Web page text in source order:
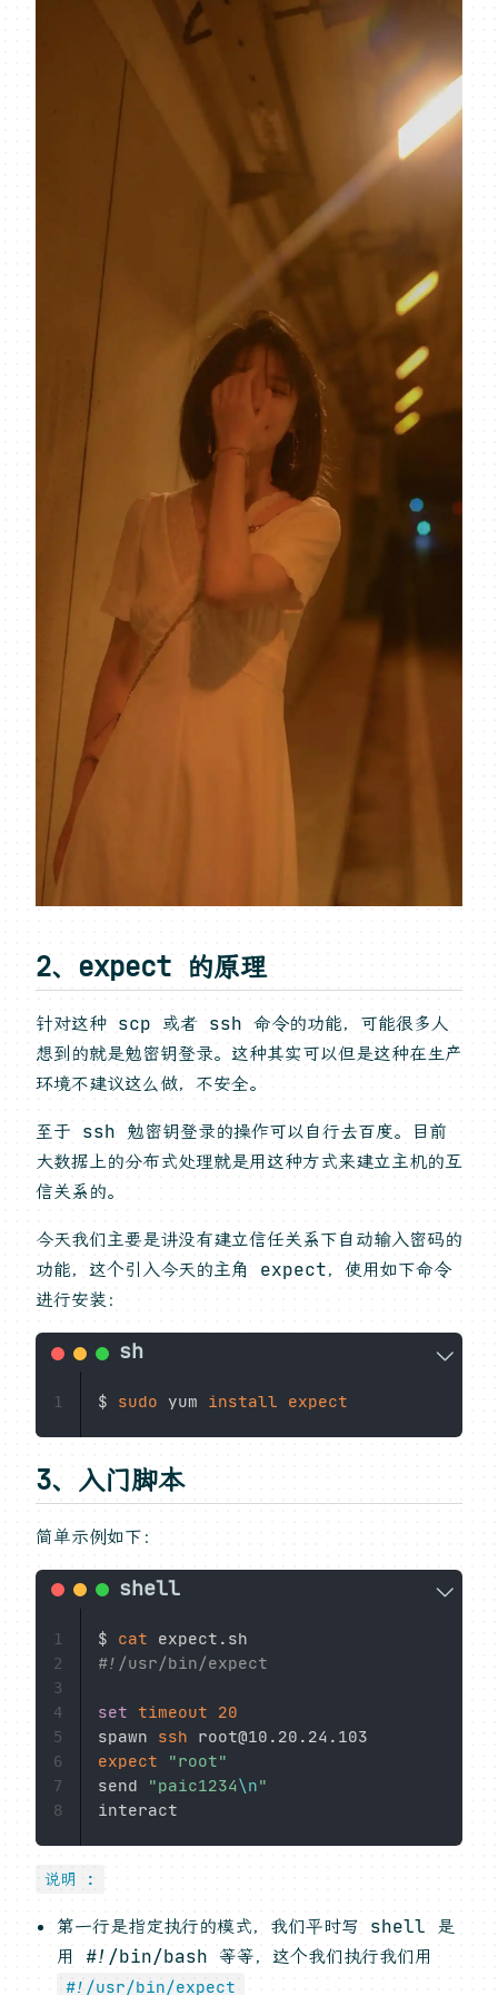
2、expect 的原理
针对这种 scp 或者 ssh 命令的功能，可能很多人
想到的就是勉密钥登录。这种其实可以但是这种在生产
环境不建议这么做，不安全。
至于 ssh 勉密钥登录的操作可以自行去百度。目前
大数据上的分布式处理就是用这种方式来建立主机的互
信关系的。
今天我们主要是讲没有建立信任关系下自动输入密码的
功能，这个引入今天的主角 expect，使用如下命令
进行安装：
$ sudo yum install expect
1
3、入门脚本
简单示例如下：
$ cat
#!/usr/bin/expect
set timeout
20
spawn ssh
expect
"root"
send
"paic1234\n"
1
2
3
4
5
6
7
8
说明 :
第一行是指定执行的模式，我们平时写 shell 是
用 #!/bin/bash 等等，这个我们执行我们用
#!/usr/bin/expect